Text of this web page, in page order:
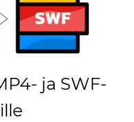
ja SWF-